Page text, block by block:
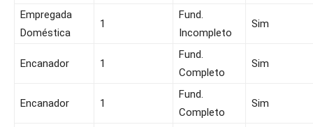
Empregada
Doméstica
1
Fund.
Incompleto
Sim
Encanador 1
Fund.
Completo
Sim
Encanador 1
Fund.
Completo
Sim